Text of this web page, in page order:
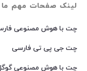
لینک صفحات مهم ما
چت با هوش مصنوعی
چت جی پی تی فارسی
چت با هوش مصنوعی